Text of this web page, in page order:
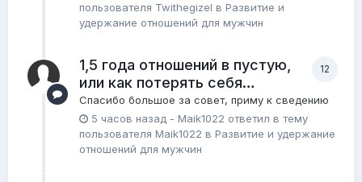
пользователя Twithegizel в Pазвитие и
удержание отношений для мужчин
12
1,5 года отношений в пустую,
или как потерять себя…
Спасибо большое за совет, приму к сведению
5 часов назад - Maik1022 ответил в тему
пользователя Maik1022 в Pазвитие и удержание
отношений для мужчин